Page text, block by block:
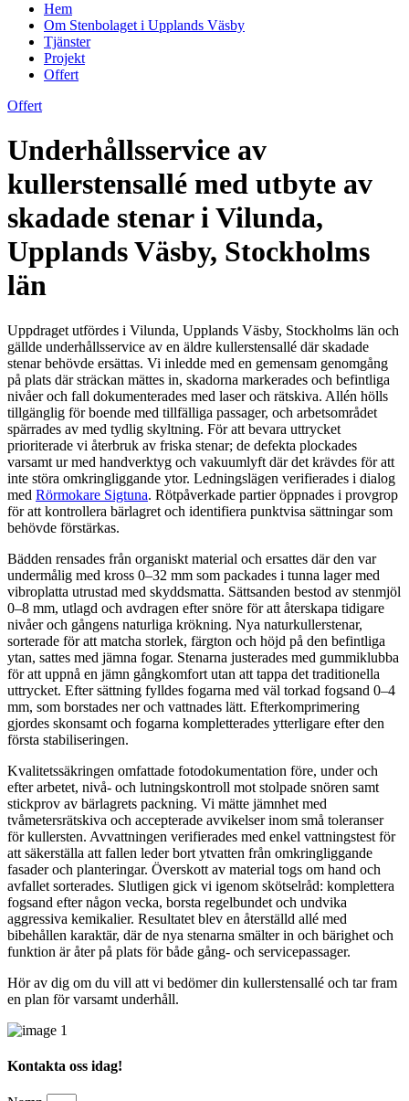
Hem
Om Stenbolaget i Upplands Väsby
Tjänster
Projekt
Offert
Offert
Underhållsservice av
kullerstensallé med utbyte av
skadade stenar i Vilunda,
Upplands Väsby, Stockholms
län
Uppdraget utfördes i Vilunda, Upplands Väsby, Stockholms län och
gällde underhållsservice av en äldre kullerstensallé där skadade
stenar behövde ersättas. Vi inledde med en gemensam genomgång
på plats där sträckan mättes in, skadorna markerades och befintliga
nivåer och fall dokumenterades med laser och rätskiva. Allén hölls
tillgänglig för boende med tillfälliga passager, och arbetsområdet
spärrades av med tydlig skyltning. För att bevara uttrycket
prioriterade vi återbruk av friska stenar; de defekta plockades
varsamt ur med handverktyg och vakuumlyft där det krävdes för att
inte störa omkringliggande ytor. Ledningslägen verifierades i dialog
med Rörmokare Sigtuna. Rötpåverkade partier öppnades i provgrop
för att kontrollera bärlagret och identifiera punktvisa sättningar som
behövde förstärkas.
Bädden rensades från organiskt material och ersattes där den var
undermålig med kross 0–32 mm som packades i tunna lager med
vibroplatta utrustad med skyddsmatta. Sättsanden bestod av stenmjöl
0–8 mm, utlagd och avdragen efter snöre för att återskapa tidigare
nivåer och gångens naturliga krökning. Nya naturkullerstenar,
sorterade för att matcha storlek, färgton och höjd på den befintliga
ytan, sattes med jämna fogar. Stenarna justerades med gummiklubba
för att uppnå en jämn gångkomfort utan att tappa det traditionella
uttrycket. Efter sättning fylldes fogarna med väl torkad fogsand 0–4
mm, som borstades ner och vattnades lätt. Efterkomprimering
gjordes skonsamt och fogarna kompletterades ytterligare efter den
första stabiliseringen.
Kvalitetssäkringen omfattade fotodokumentation före, under och
efter arbetet, nivå- och lutningskontroll mot stolpade snören samt
stickprov av bärlagrets packning. Vi mätte jämnhet med
tvåmetersrätskiva och accepterade avvikelser inom små toleranser
för kullersten. Avvattningen verifierades med enkel vattningstest för
att säkerställa att fallen leder bort ytvatten från omkringliggande
fasader och planteringar. Överskott av material togs om hand och
avfallet sorterades. Slutligen gick vi igenom skötselråd: komplettera
fogsand efter någon vecka, borsta regelbundet och undvika
aggressiva kemikalier. Resultatet blev en återställd allé med
bibehållen karaktär, där de nya stenarna smälter in och bärighet och
funktion är åter på plats för både gång- och servicepassager.
Hör av dig om du vill att vi bedömer din kullerstensallé och tar fram
en plan för varsamt underhåll.
Kontakta oss idag!